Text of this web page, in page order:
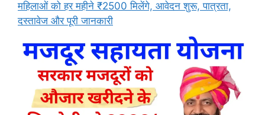
महिलाओं को हर महीने ₹2500 मिलेंगे, आवेदन शुरू, पात्रता,
दस्तावेज और पूरी जानकारी